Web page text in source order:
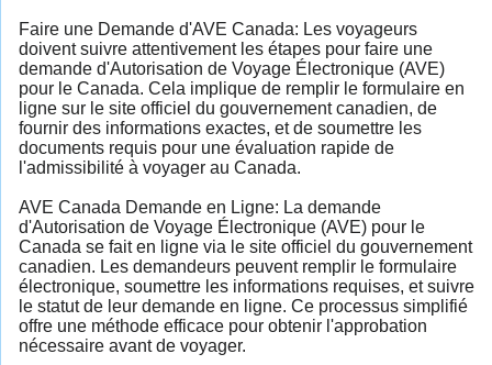
Faire une Demande d'AVE Canada: Les voyageurs
doivent suivre attentivement les étapes pour faire une
demande d'Autorisation de Voyage Électronique (AVE)
pour le Canada. Cela implique de remplir le formulaire en
ligne sur le site officiel du gouvernement canadien, de
fournir des informations exactes, et de soumettre les
documents requis pour une évaluation rapide de
l'admissibilité à voyager au Canada.
AVE Canada Demande en Ligne: La demande
d'Autorisation de Voyage Électronique (AVE) pour le
Canada se fait en ligne via le site officiel du gouvernement
canadien. Les demandeurs peuvent remplir le formulaire
électronique, soumettre les informations requises, et suivre
le statut de leur demande en ligne. Ce processus simplifié
offre une méthode efficace pour obtenir l'approbation
nécessaire avant de voyager.